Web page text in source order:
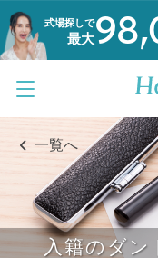
式場探しで
最大
一覧へ
入籍のダン